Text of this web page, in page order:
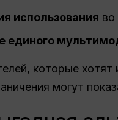
использования во
единого
которые
могут